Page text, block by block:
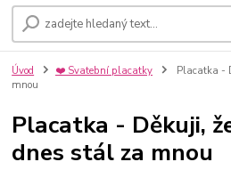
Úvod ❤️ Svatební placatky
Placatka -
mnou
Placatka - Děkuji,
dnes stál za mnou